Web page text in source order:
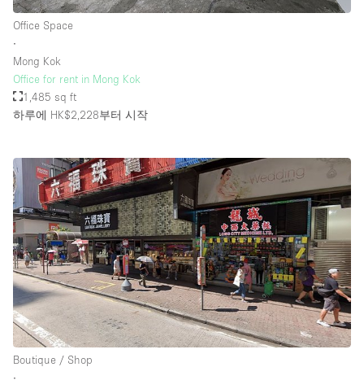
Window Display
층 / 접근성:
지하층
위치한 거리
쇼핑몰
테라스
윗층
기타
Office Space
∙
Mong Kok
Office for rent in Mong Kok
1,485 sq ft
하루에 HK$2,228부터 시작
Boutique / Shop
∙